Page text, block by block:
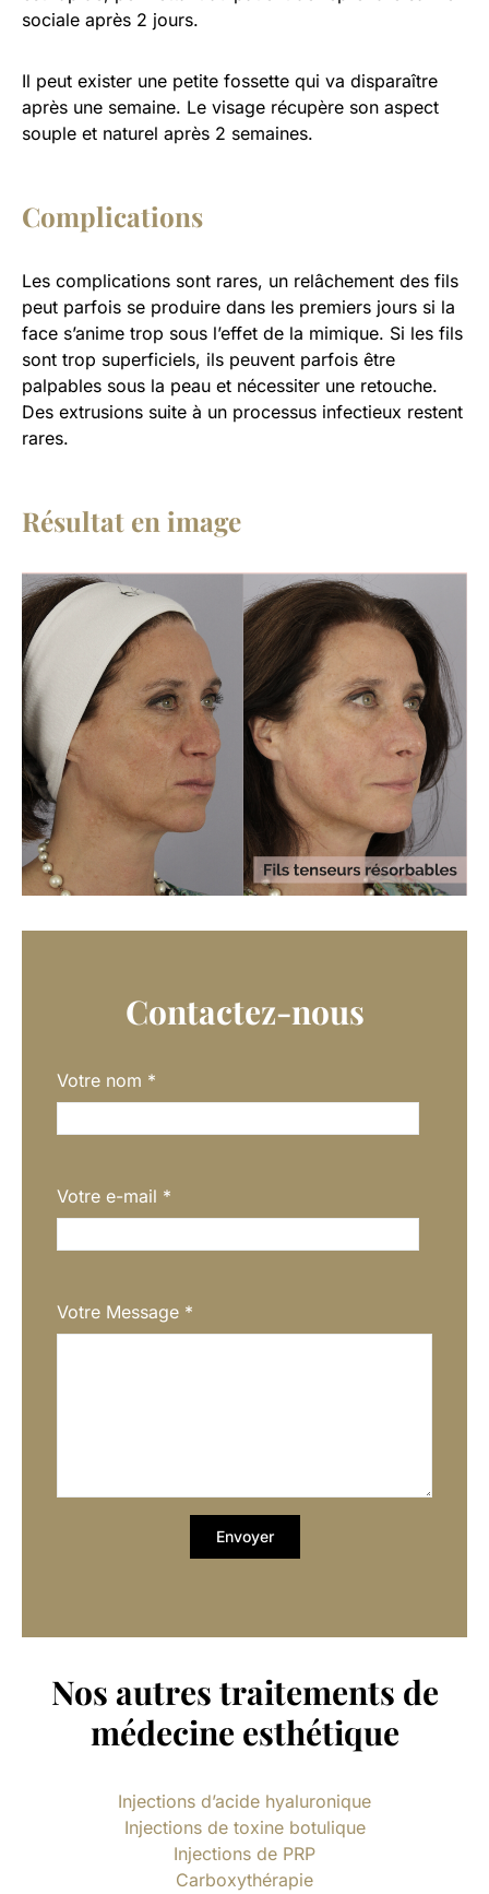
sociale après 2 jours.
Il peut exister une petite fossette qui va disparaître
après une semaine. Le visage récupère son aspect
souple et naturel après 2 semaines.
Complications
Les complications sont rares, un relâchement des fils
peut parfois se produire dans les premiers jours si la
face s’anime trop sous l’effet de la mimique. Si les fils
sont trop superficiels, ils peuvent parfois être
palpables sous la peau et nécessiter une retouche.
Des extrusions suite à un processus infectieux restent
rares.
Résultat en image
Contactez-nous
Votre nom *
Votre e-mail *
Votre Message *
Nos autres traitements de
médecine esthétique
Injections d’acide hyaluronique
Injections de toxine botulique
Injections de PRP
Carboxythérapie